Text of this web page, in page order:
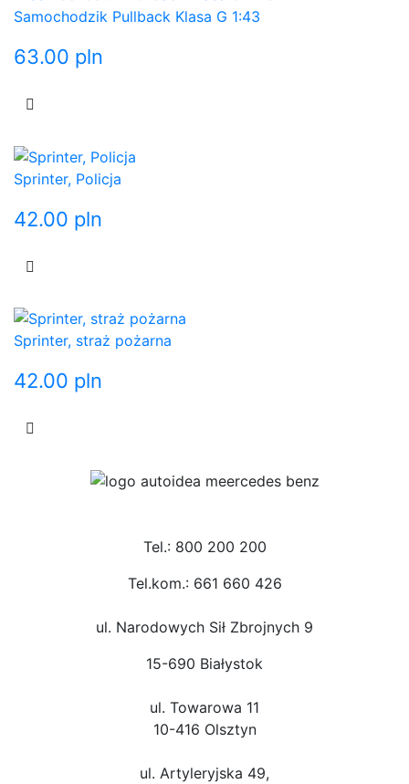
Samochodzik Pullback Klasa G 1:43
63.00 pln
Sprinter, Policja
42.00 pln
Sprinter, straż pożarna
42.00 pln
Tel.: 800 200 200
Tel.kom.: 661 660 426
ul. Narodowych Sił Zbrojnych 9
15-690 Białystok
ul. Towarowa 11
10-416 Olsztyn
ul. Artyleryjska 49,